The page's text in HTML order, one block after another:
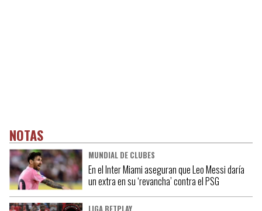
NOTAS
MUNDIAL DE CLUBES
En el Inter Miami aseguran que Leo Messi daría
un extra en su ‘revancha’ contra el PSG
LIGA BETPLAY